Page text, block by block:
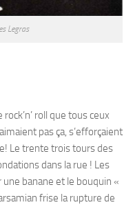
Legras
roll que tous ceux
pas ça, s’efforçaient
Le trente trois tours des
dans la rue ! Les
banane et le bouquin «
frise la rupture de